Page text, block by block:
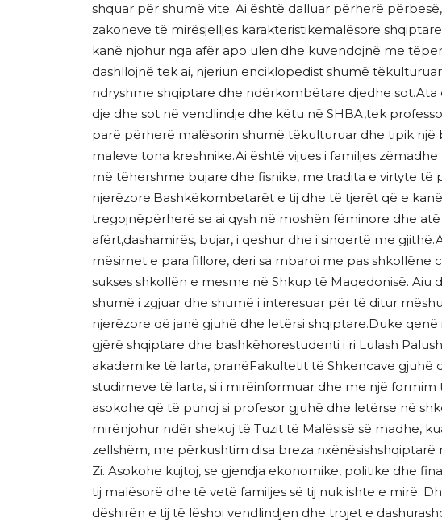
shquar për shumë vite. Ai është dalluar përherë
zakoneve të mirësjelljes karakteristikemalësore
kanë njohur nga afër apo ulen dhe kuvendojnë me
dashllojnë tek ai, njeriun enciklopedist shumë
ndryshme shqiptare dhe ndërkombëtare djedhe
dje dhe sot në vendlindje dhe këtu në SHBA,tek
parë përherë malësorin shumë tëkulturuar dhe tipik
maleve tona kreshnike.Ai është vijues i familjes
më tëhershme bujare dhe fisnike, me tradita e virtyte të
njerëzore.Bashkëkombetarët e tij dhe të tjerët që e
tregojnëpërherë se ai qysh në moshën fëminore dhe
afërt,dashamirës, bujar, i qeshur dhe i sinqertë me
mësimet e para fillore, deri sa mbaroi me pas shkollëne
sukses shkollën e mesme në Shkup të Maqedonisë. Aiu
shumë i zgjuar dhe shumë i interesuar për të ditur
njerëzore që janë gjuhë dhe letërsi shqiptare.Duke
gjërë shqiptare dhe bashkëhorestudenti i ri Lulash
akademike të larta, pranëFakultetit të Shkencave gjuhë
studimeve të larta, si i mirëinformuar dhe me një
asokohe që të punoj si profesor gjuhë dhe letërse në
mirënjohur ndër shekuj të Tuzit të Malësisë së madhe,
zellshëm, me përkushtim disa breza
Zi..Asokohe kujtoj, se gjendja ekonomike, politike dhe
tij malësorë dhe të vetë familjes së tij nuk ishte e mirë.
dëshirën e tij të lëshoi vendlindjen dhe trojet e